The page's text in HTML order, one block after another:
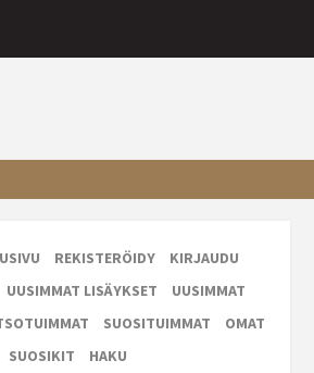
REKISTERÖIDY
KIRJAUDU
UUSIMMAT LISÄYKSET
UUSIMMAT
SUOSITUIMMAT
OMAT
SUOSIKIT
HAKU